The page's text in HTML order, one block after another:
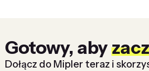
Gotowy, aby
Dołącz do Mipler teraz i